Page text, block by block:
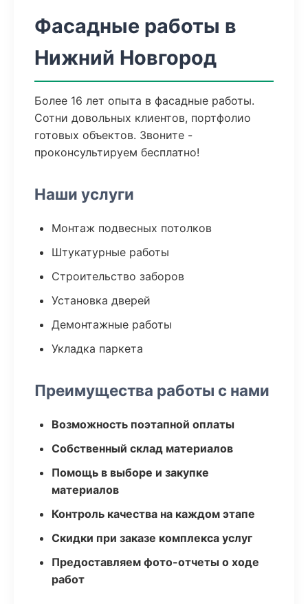
Фасадные работы в
Нижний Новгород
Более 16 лет опыта в фасадные работы.
Сотни довольных клиентов, портфолио
готовых объектов. Звоните -
проконсультируем бесплатно!
Наши услуги
Монтаж подвесных потолков
Штукатурные работы
Строительство заборов
Установка дверей
Демонтажные работы
Укладка паркета
Преимущества работы с нами
Возможность поэтапной оплаты
Собственный склад материалов
Помощь в выборе и закупке
материалов
Контроль качества на каждом этапе
Скидки при заказе комплекса услуг
Предоставляем фото-отчеты о ходе
работ